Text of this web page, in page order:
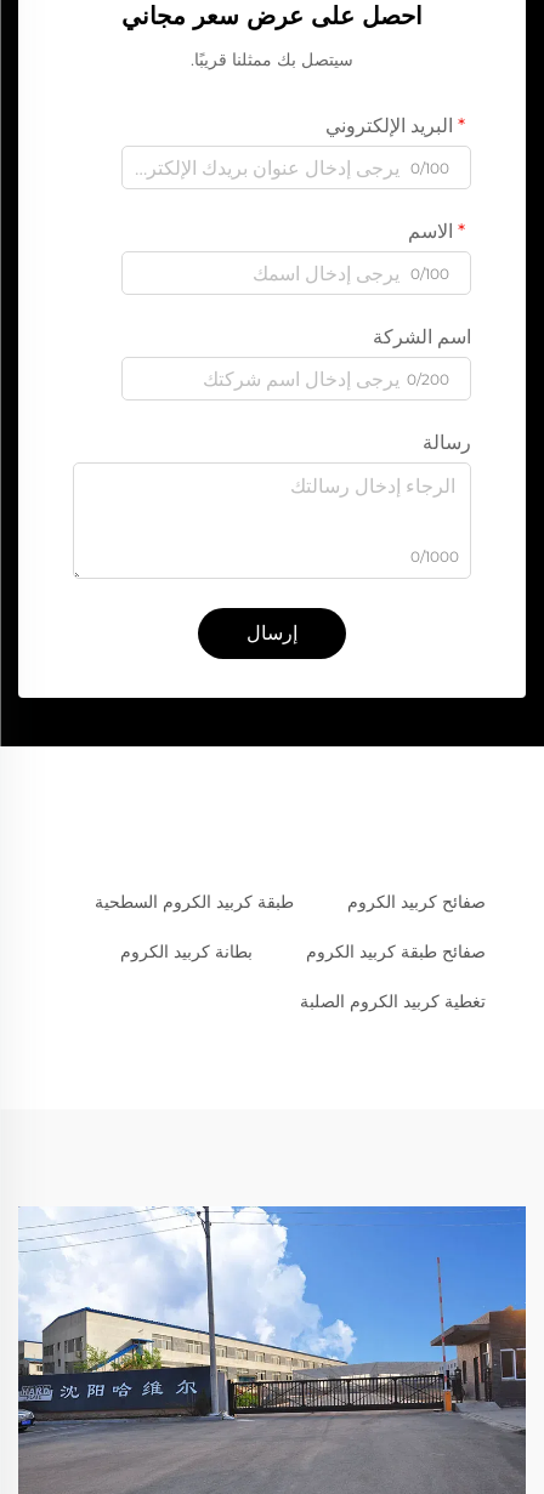
احصل على عرض سعر مجاني
سيتصل بك ممثلنا قريبًا.
البريد الإلكتروني
0/100
الاسم
0/100
اسم الشركة
0/200
رسالة
0/1000
إرسال
صفائح كربيد الكروم طبقة كربيد الكروم السطحية
صفائح طبقة كربيد الكروم بطانة كربيد الكروم
تغطية كربيد الكروم الصلبة